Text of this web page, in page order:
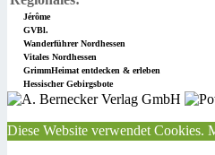
Jérôme
GVBl.
Wanderführer Nordhessen
Vitales Nordhessen
GrimmHeimat entdecken & erleben
Hessischer Gebirgsbote
Diese Website verwendet Cookies.